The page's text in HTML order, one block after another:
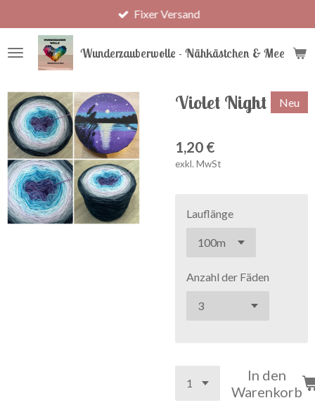
Hauptinhalt
springen
Wunderzauberwolle - Nähkästchen & Meer
Fixer Versand
Violet Night Neu
1,20 €
exkl. MwSt
Lauflänge
Anzahl der Fäden
In den
Warenkorb